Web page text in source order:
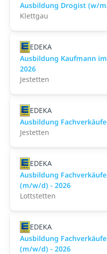
Ausbildung Drogist (w/
Klettgau
EDEKA
Ausbildung Kaufmann
2026
Jestetten
EDEKA
Ausbildung
Jestetten
EDEKA
Ausbildung
(m/w/d) - 2026
Lottstetten
EDEKA
Ausbildung
(m/w/d) - 2026